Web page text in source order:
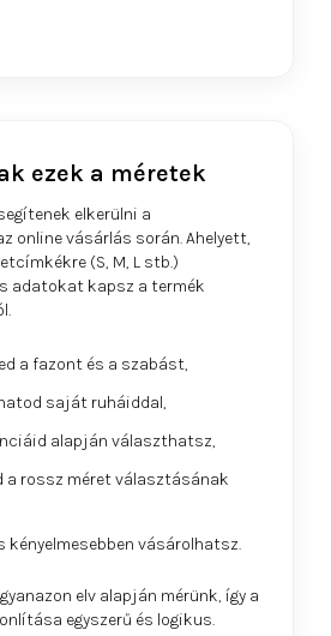
ezek a méretek
elkerülni a
online vásárlás során. Ahelyett,
(S, M, L stb.)
adatokat kapsz a termék
a fazont és a szabást,
saját ruháiddal,
alapján választhatsz,
a rossz méret választásának
kényelmesebben vásárolhatsz.
elv alapján mérünk, így a
egyszerű és logikus.